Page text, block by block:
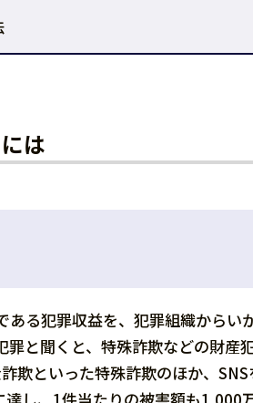
は
る犯罪収益を、犯罪組織からい
と聞くと、特殊詐欺などの財産
欺といった特殊詐欺のほか、